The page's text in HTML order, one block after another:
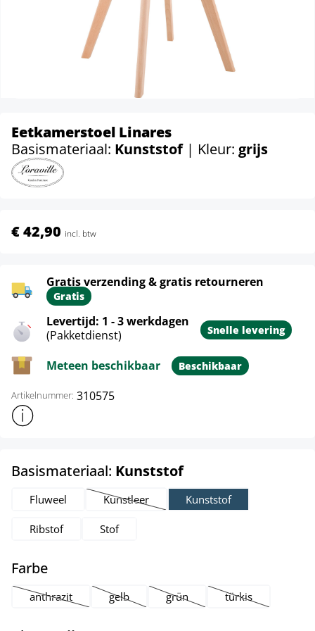
Eetkamerstoel Linares
Basismateriaal: Kunststof | Kleur: grijs
€ 42,90 incl. btw
Gratis verzending & gratis retourneren
Gratis
Levertijd: 1 - 3 werkdagen
(Pakketdienst)
Snelle levering
Meteen beschikbaar Beschikbaar
Artikelnummer: 310575
Toon meer productinformatie
Basismateriaal: Kunststofselect
Fluweel Kunstleer
(Deze optie is momenteel niet beschikbaar.)
Kunststof
Ribstof Stof
Farbeselect
anthrazit
(Deze optie is momenteel niet beschikbaar.)
gelb
(Deze optie is momenteel niet beschikbaar.)
grün
(Deze optie is momenteel niet
türkis
(Deze optie is